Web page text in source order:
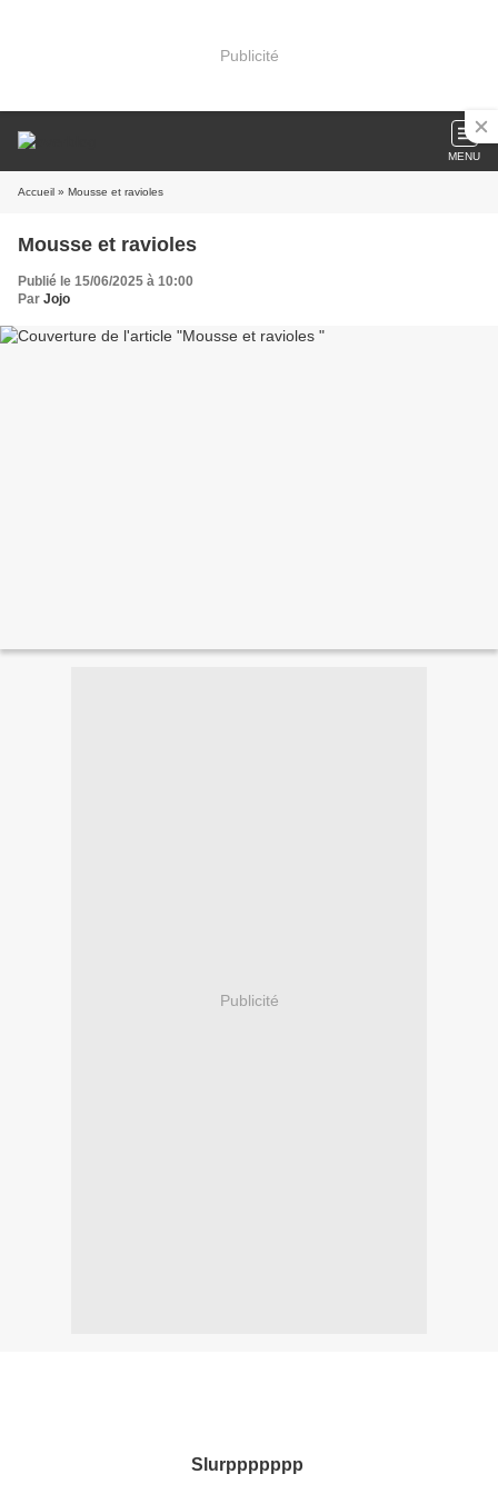
Publicité
MENU
Accueil » Mousse et ravioles
Mousse et ravioles
Publié le 15/06/2025 à 10:00
Par Jojo
Publicité
Slurppppppp